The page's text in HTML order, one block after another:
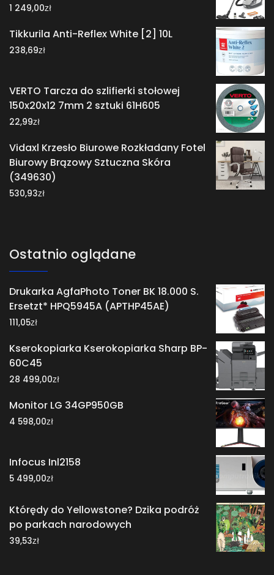
1 249,00zł
Tikkurila Anti-Reflex White [2] 10L
238,69zł
VERTO Tarcza do szlifierki stołowej
150x20x12 7mm 2 sztuki 61H605
22,99zł
Vidaxl Krzesło Biurowe Rozkładany Fotel
Biurowy Brązowy Sztuczna Skóra
(349630)
530,93zł
Ostatnio oglądane
Drukarka AgfaPhoto Toner BK 18.000 S.
Ersetzt* HPQ5945A (APTHP45AE)
111,05zł
Kserokopiarka Kserokopiarka Sharp BP-
60C45
28 499,00zł
Monitor LG 34GP950GB
4 598,00zł
Infocus Inl2158
5 499,00zł
Którędy do Yellowstone? Dzika podróż
po parkach narodowych
39,53zł